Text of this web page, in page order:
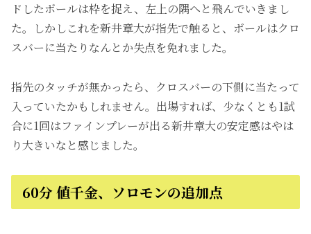
ドしたボールは枠を捉え、左上の隅へと飛んでいきまし
た。しかしこれを新井章大が指先で触ると、ボールはクロ
スバーに当たりなんとか失点を免れました。
指先のタッチが無かったら、クロスバーの下側に当たって
入っていたかもしれません。出場すれば、少なくとも1試
合に1回はファインプレーが出る新井章大の安定感はやは
り大きいなと感じました。
60分 値千金、ソロモンの追加点